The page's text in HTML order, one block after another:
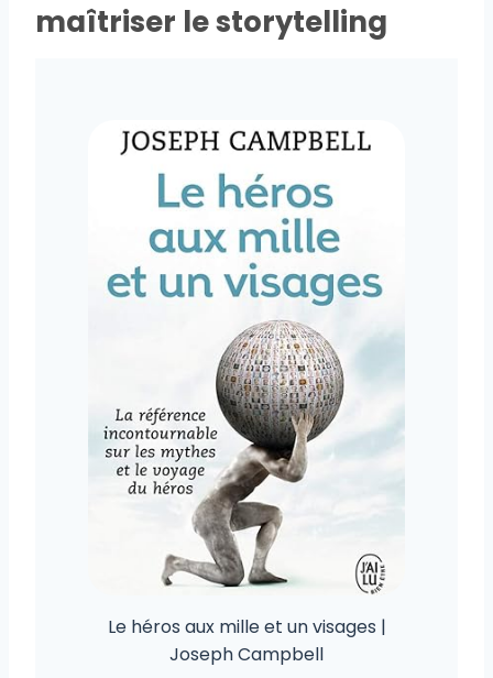
maîtriser le storytelling
Le héros aux mille et un visages |
Joseph Campbell